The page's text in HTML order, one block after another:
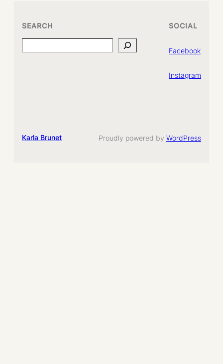
SEARCH
Search
SOCIAL
Facebook
Instagram
Karla Brunet Proudly powered by WordPress